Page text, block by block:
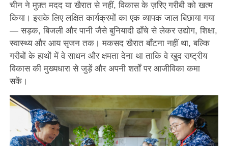
चीन ने मुफ़्त मदद या खैरात से नहीं, विकास के ज़रिए गरीबी को खत्म
किया। इसके लिए लक्षित कार्यक्रमों का एक व्यापक जाल बिछाया गया
— सड़क, बिजली और पानी जैसे बुनियादी ढाँचे से लेकर उद्योग, शिक्षा,
स्वास्थ्य और आय सृजन तक। मकसद खैरात बाँटना नहीं था, बल्कि
गरीबों के हाथों में वे साधन और क्षमता देना था ताकि वे खुद राष्ट्रीय
विकास की मुख्यधारा से जुड़ें और अपनी शर्तों पर आजीविका कमा
सकें।